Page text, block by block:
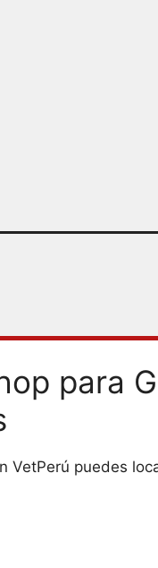
para
VetPerú puedes